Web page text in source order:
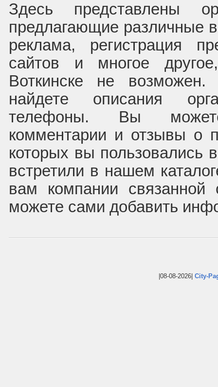
Здесь представлены
предлагающие различные
реклама, регистрация
сайтов и многое
Воткинске не
найдете описания
телефоны. Вы
комментарии и отзывы о
которых вы пользовались
встретили в нашем
вам компании связанной
можете сами добавить
|08-08-2026| City-